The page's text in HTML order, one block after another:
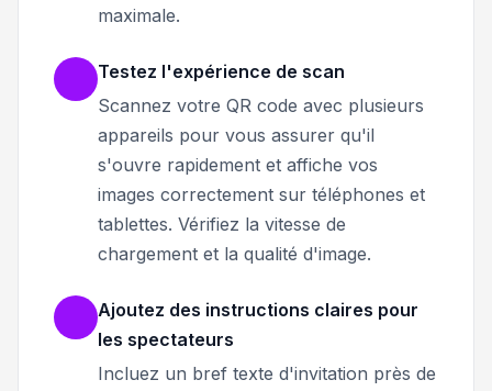
maximale.
Testez l'expérience de scan
Scannez votre QR code avec plusieurs
appareils pour vous assurer qu'il
s'ouvre rapidement et affiche vos
images correctement sur téléphones et
tablettes. Vérifiez la vitesse de
chargement et la qualité d'image.
Ajoutez des instructions claires pour
les spectateurs
Incluez un bref texte d'invitation près de